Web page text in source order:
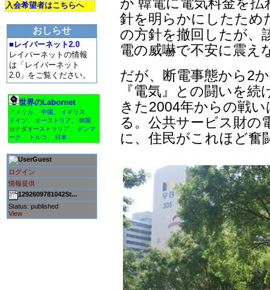
入会希望者はこちらへ
おしらせ
■レイバーネット2.0
レイバーネットの情報
は「レイバーネット
2.0」をご覧ください。
世界のLabornet
アメリカ 中国 イギリス
ドイツ
オーストリア 韓国
カナダオーストラリア
デンマ
ーク
トルコ 日本
Guest
ログイン
情報提供
1292609781042St...
Status: published
View
針を明らかにしたため
の方針を撤回したが、
電の威嚇で不安に震え
だが、断電事態から2
『電気』との闘いを
きた2004年からの戦
る。公共サービス財の
に、住民がこれほど奮